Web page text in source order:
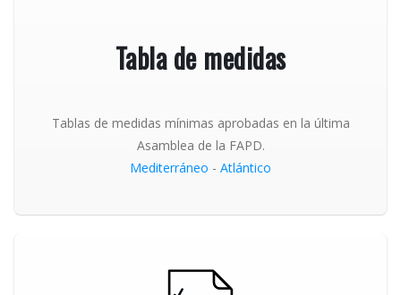
Tabla de medidas
Tablas de medidas mínimas aprobadas en la última
Asamblea de la FAPD.
Mediterráneo - Atlántico